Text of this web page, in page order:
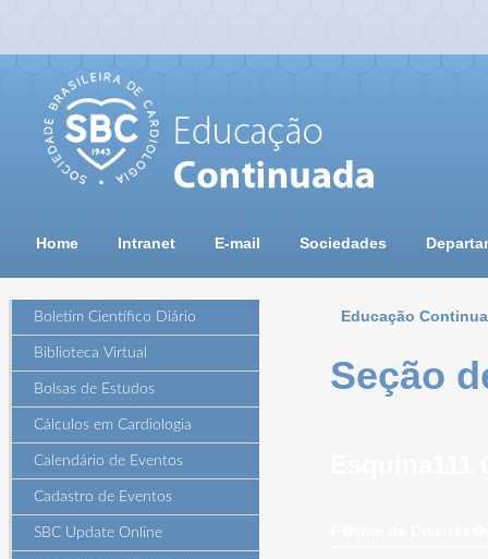
Home Intranet E-mail Sociedades
Boletim Científico Diário
Biblioteca Virtual
Bolsas de Estudos
Cálculos em Cardiologia
Calendário de Eventos
Cadastro de Eventos
SBC Update Online
Educação
Seção